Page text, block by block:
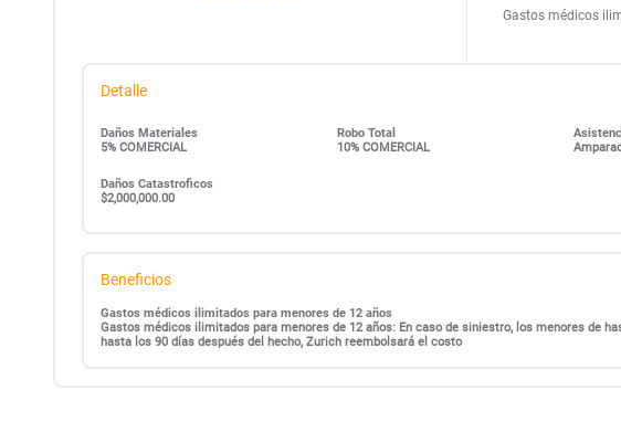
Gastos médicos
Detalle
Daños Materiales
5% COMERCIAL
Robo Total
10% COMERCIAL
Daños Catastroficos
$2,000,000.00
Beneficios
Gastos médicos ilimitados para menores de 12 años
Gastos médicos ilimitados para menores de 12 años: En caso de siniestro, los menores de
hasta los 90 días después del hecho, Zurich reembolsará el costo